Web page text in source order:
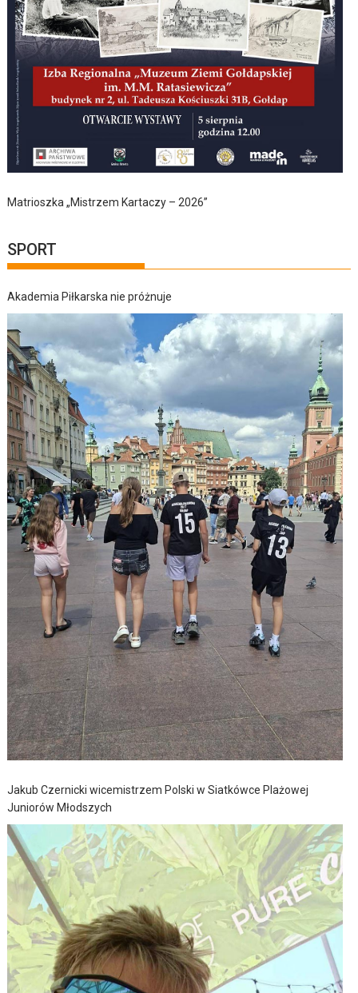
Matrioszka „Mistrzem Kartaczy – 2026”
SPORT
Akademia Piłkarska nie próżnuje
Jakub Czernicki wicemistrzem Polski w Siatkówce Plażowej
Juniorów Młodszych